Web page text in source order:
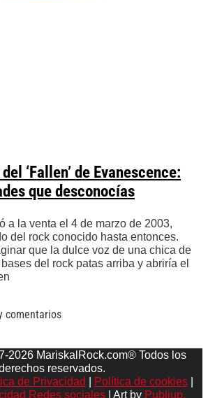
‘Fallen’ de Evanescence:
que desconocías
a la venta el 4 de marzo de 2003,
del rock conocido hasta entonces.
que la dulce voz de una chica de
del rock patas arriba y abriría el
comentarios
2026 MariskalRock.com® Todos los
reservados.
de Privacidad Política de cookies|
Redes sociales
| Art by Publiup.